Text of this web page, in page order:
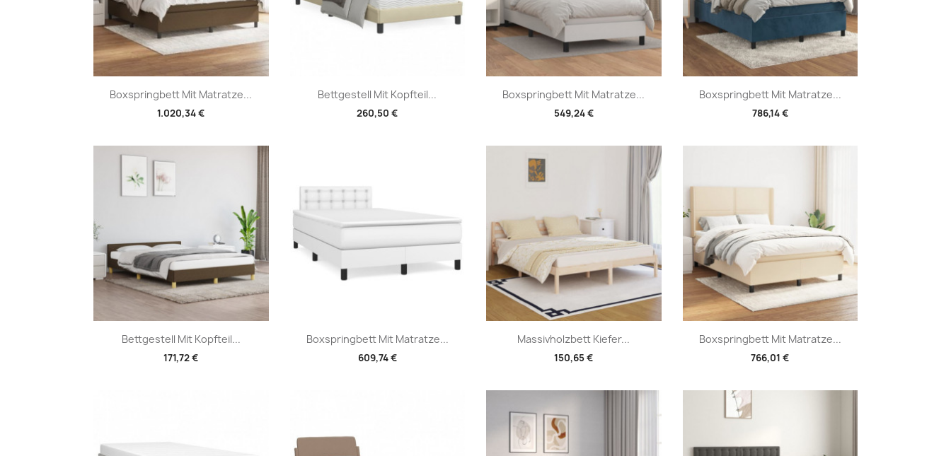
Boxspringbett Mit Matratze...
1.020,34 €
Vorschau Bettgestell Mit Kopfteil...
260,50 €
Vorschau Boxspringbett Mit Matratze...
549,24 €
Vorschau Boxspringbett Mit Matratze...
786,14 €
Vorschau
Bettgestell Mit Kopfteil...
171,72 €
Vorschau Boxspringbett Mit Matratze...
609,74 €
Vorschau Massivholzbett Kiefer...
150,65 €
Vorschau Boxspringbett Mit Matratze...
766,01 €
Vorschau